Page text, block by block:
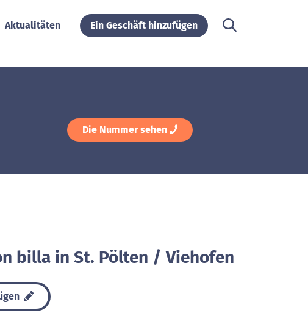
Aktualitäten Ein Geschäft hinzufügen
Die Nummer sehen
billa in St. Pölten / Viehofen